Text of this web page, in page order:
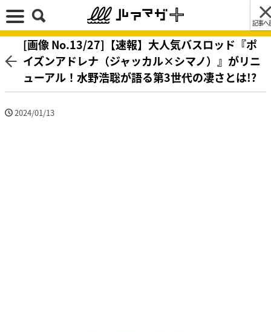
記事へ
[画像 No.13/27]【速報】大人気バスロッド『ポ
イズンアドレナ（ジャッカル×シマノ）』がリニ
ューアル！水野浩聡が語る第3世代の凄さとは!?
2024/01/13